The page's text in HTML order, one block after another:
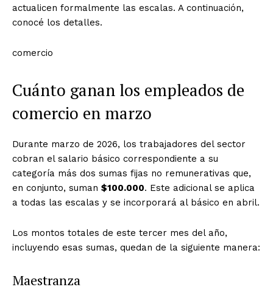
actualicen formalmente las escalas. A continuación,
conocé los detalles.
comercio
Cuánto ganan los empleados de
comercio en marzo
Durante marzo de 2026, los trabajadores del sector
cobran el salario básico correspondiente a su
categoría más dos sumas fijas no remunerativas que,
en conjunto, suman $100.000. Este adicional se aplica
a todas las escalas y se incorporará al básico en abril.
Los montos totales de este tercer mes del año,
incluyendo esas sumas, quedan de la siguiente manera:
Maestranza